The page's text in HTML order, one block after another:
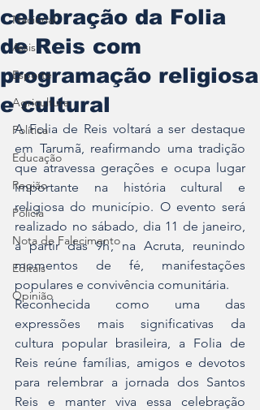
Nacional
Assis
Esporte
Agricultura
Política
Educação
Região
Polícia
Nota de Falecimento
Editais
Opinião
celebração da Folia
de Reis com
programação religiosa
e cultural
A Folia de Reis voltará a ser destaque
em Tarumã, reafirmando uma tradição
que atravessa gerações e ocupa lugar
importante na história cultural e
religiosa do município. O evento será
realizado no sábado, dia 11 de janeiro,
a partir das 9h, na Acruta, reunindo
momentos de fé, manifestações
populares e convivência comunitária.
Reconhecida como uma das
expressões mais significativas da
cultura popular brasileira, a Folia de
Reis reúne famílias, amigos e devotos
para relembrar a jornada dos Santos
Reis e manter viva essa celebração